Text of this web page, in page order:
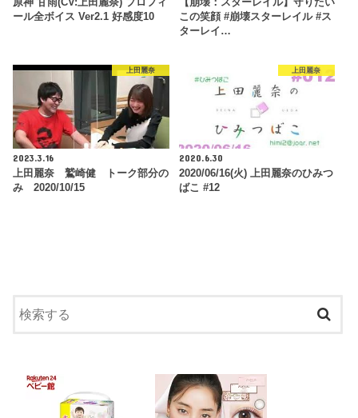
ール全ボイス Ver2.1 好感度10
この笑顔 #崩壊スターレイル #ス
ターレイ…
上田麗奈
2023.3.16
上田麗奈 鷲崎健 トーク部分の
み 2020/10/15
上田麗奈
2020.6.30
2020/06/16(火) 上田麗奈のひみつ
ばこ #12